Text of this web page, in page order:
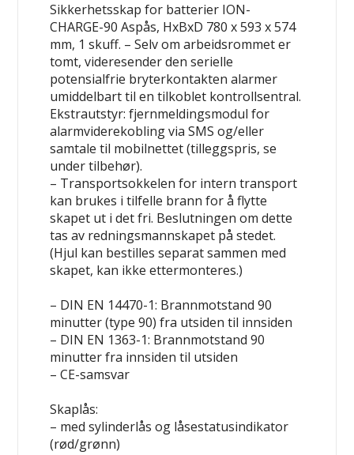
Sikkerhetsskap for batterier ION-
CHARGE-90 Aspås, HxBxD 780 x 593 x 574
mm, 1 skuff. – Selv om arbeidsrommet er
tomt, videresender den serielle
potensialfrie bryterkontakten alarmer
umiddelbart til en tilkoblet kontrollsentral.
Ekstrautstyr: fjernmeldingsmodul for
alarmviderekobling via SMS og/eller
samtale til mobilnettet (tilleggspris, se
under tilbehør).
– Transportsokkelen for intern transport
kan brukes i tilfelle brann for å flytte
skapet ut i det fri. Beslutningen om dette
tas av redningsmannskapet på stedet.
(Hjul kan bestilles separat sammen med
skapet, kan ikke ettermonteres.)
– DIN EN 14470-1: Brannmotstand 90
minutter (type 90) fra utsiden til innsiden
– DIN EN 1363-1: Brannmotstand 90
minutter fra innsiden til utsiden
– CE-samsvar
Skaplås:
– med sylinderlås og låsestatusindikator
(rød/grønn)